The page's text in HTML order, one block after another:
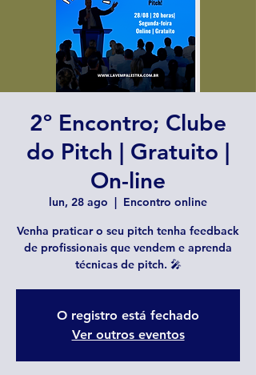
2º Encontro; Clube
do Pitch | Gratuito |
On-line
lun, 28 ago
  |
Encontro online
Venha praticar o seu pitch tenha feedback
de profissionais que vendem e aprenda
O registro está fechado
Ver outros eventos